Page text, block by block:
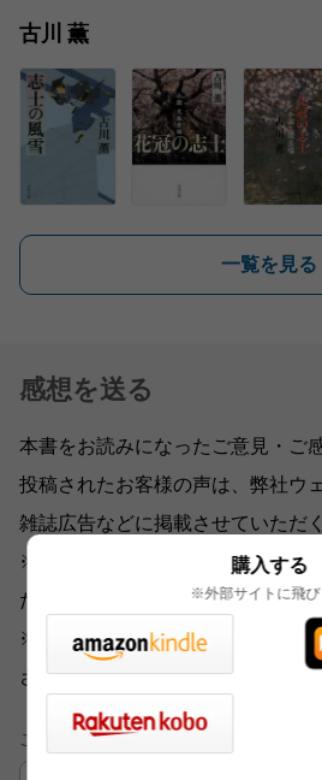
古川 薫
一覧を見る
感想を送る
本書をお読みになったご意見・ご
投稿されたお客様の声は、弊社ウ
雑誌広告などに掲載させていただ
※いただいた内容へのご返信は致
ださい。
※ご意見・ご感想以外は、
さい。
ご意見・ご感想
購入する
※外部サイトに飛び